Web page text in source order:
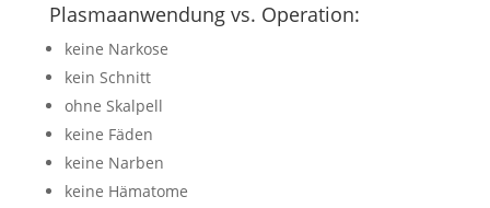
Plasmaanwendung vs. Operation:
keine Narkose
kein Schnitt
ohne Skalpell
keine Fäden
keine Narben
keine Hämatome